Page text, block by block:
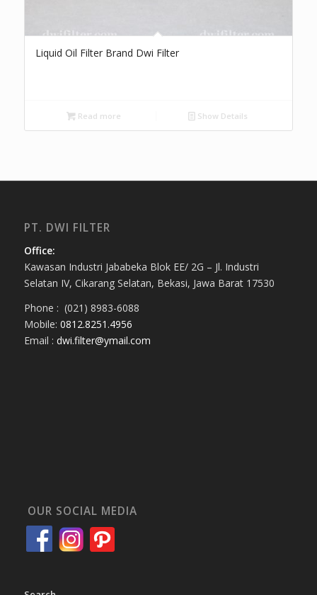
Liquid Oil Filter Brand Dwi Filter
Read more Show Details
PT. DWI FILTER
Office:
Kawasan Industri Jababeka Blok EE/ 2G – Jl. Industri
Selatan IV, Cikarang Selatan, Bekasi, Jawa Barat 17530
Phone : (021) 8983-6088
Mobile: 0812.8251.4956
Email : dwi.filter@ymail.com
OUR SOCIAL MEDIA